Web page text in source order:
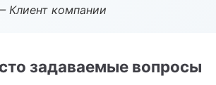
Клиент компании
задаваемые вопросы